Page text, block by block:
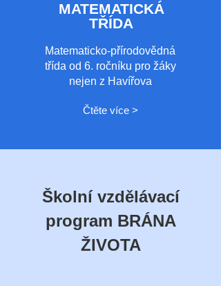
MATEMATICKÁ
TŘÍDA
Matematicko-přírodovědná
třída od 6. ročníku pro žáky
nejen z Havířova
Čtěte více >
Školní vzdělávací
program BRÁNA
ŽIVOTA